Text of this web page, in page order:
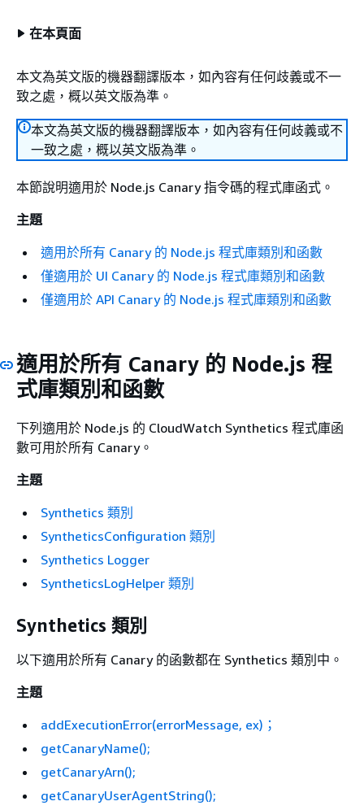
在本頁面
本文為英文版的機器翻譯版本，如內容有任何歧義或不一
致之處，概以英文版為準。
本文為英文版的機器翻譯版本，如內容有任何歧義或不
一致之處，概以英文版為準。
本節說明適用於 Node.js Canary 指令碼的程式庫函式。
主題
適用於所有 Canary 的 Node.js 程式庫類別和函數
僅適用於 UI Canary 的 Node.js 程式庫類別和函數
僅適用於 API Canary 的 Node.js 程式庫類別和函數
適用於所有 Canary 的 Node.js 程
式庫類別和函數
下列適用於 Node.js 的 CloudWatch Synthetics 程式庫函
數可用於所有 Canary。
主題
Synthetics 類別
SyntheticsConfiguration 類別
Synthetics Logger
SyntheticsLogHelper 類別
Synthetics 類別
以下適用於所有 Canary 的函數都在 Synthetics 類別中。
主題
addExecutionError(errorMessage, ex)；
getCanaryName();
getCanaryArn();
getCanaryUserAgentString();